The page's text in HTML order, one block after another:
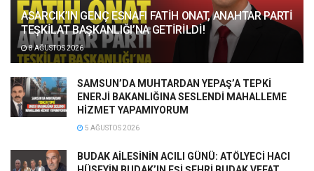
ASARCIK’IN GENÇ ESNAFI FATİH ONAT, ANAHTAR PARTİ
TEŞKİLAT BAŞKANLIĞI’NA GETİRİLDİ!
8 AĞUSTOS 2026
SAMSUN’DA MUHTARDAN YEPAŞ’A TEPKİ
ENERJİ BAKANLIĞINA SESLENDİ MAHALLEME
HİZMET YAPAMIYORUM
5 AĞUSTOS 2026
BUDAK AİLESİNİN ACILI GÜNÜ: ATÖLYECİ HACI